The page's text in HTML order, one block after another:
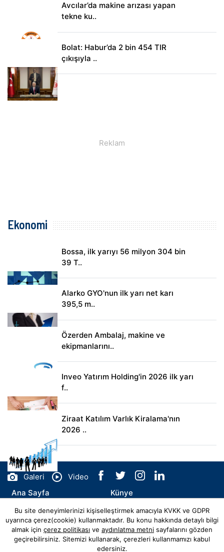
Avcılar’da makine arızası yapan
tekne ku..
Bolat: Habur’da 2 bin 454 TIR
çıkışıyla ..
Ekonomi
Bossa, ilk yarıyı 56 milyon 304 bin
39 T..
Alarko GYO'nun ilk yarı net karı
395,5 m..
Özerden Ambalaj, makine ve
ekipmanlarını..
Inveo Yatırım Holding'in 2026 ilk yarı
f..
Ziraat Katılım Varlık Kiralama'nın
2026 ..
Galeri
Video
Ana Sayfa
Künye
İletişim
© Copyright 2026 ecohaber.com Tüm Hakları Saklıdır.
Bu site deneyimlerinizi kişiselleştirmek amacıyla KVKK ve GDPR
uyarınca çerez(cookie) kullanmaktadır. Bu konu hakkında detaylı bilgi
almak için çerez politikası ve aydınlatma metni sayfalarını gözden
geçirebilirsiniz. Sitemizi kullanarak, çerezleri kullanmamızı kabul
edersiniz.